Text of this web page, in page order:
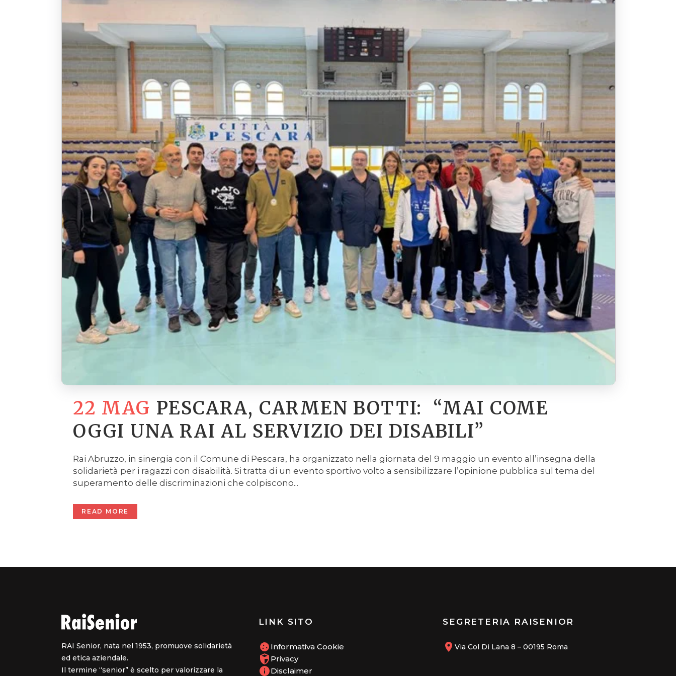
22 MAG PESCARA, CARMEN BOTTI: “MAI COME
OGGI UNA RAI AL SERVIZIO DEI DISABILI”
Rai Abruzzo, in sinergia con il Comune di Pescara, ha organizzato nella giornata del 9 maggio un evento all’insegna della
solidarietà per i ragazzi con disabilità. Si tratta di un evento sportivo volto a sensibilizzare l’opinione pubblica sul tema del
superamento delle discriminazioni che colpiscono...
READ MORE
RAI Senior, nata nel 1953, promuove solidarietà
ed etica aziendale.
Il termine “senior” è scelto per valorizzare la
LINK SITO
Informativa Cookie
Privacy
Disclaimer
SEGRETERIA RAISENIOR
Via Col Di Lana 8 – 00195 Roma